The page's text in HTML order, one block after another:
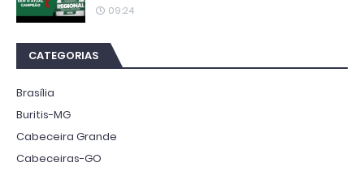
09:24
CATEGORIAS
Brasília
Buritis-MG
Cabeceira Grande
Cabeceiras-GO